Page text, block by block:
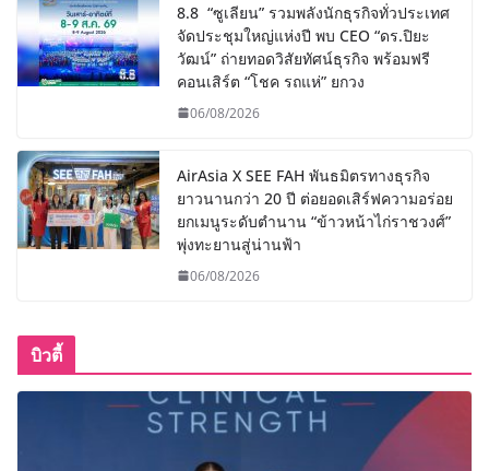
8.8 “ซูเลียน” รวมพลังนักธุรกิจทั่วประเทศ
จัดประชุมใหญ่แห่งปี พบ CEO “ดร.ปิยะ
วัฒน์” ถ่ายทอดวิสัยทัศน์ธุรกิจ พร้อมฟรี
คอนเสิร์ต “โชค รถแห่” ยกวง
06/08/2026
AirAsia X SEE FAH พันธมิตรทางธุรกิจ
ยาวนานกว่า 20 ปี ต่อยอดเสิร์ฟความอร่อย
ยกเมนูระดับตำนาน “ข้าวหน้าไก่ราชวงศ์”
พุ่งทะยานสู่น่านฟ้า
06/08/2026
บิวตี้